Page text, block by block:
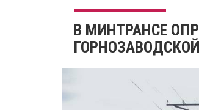
В МИНТРАНСЕ